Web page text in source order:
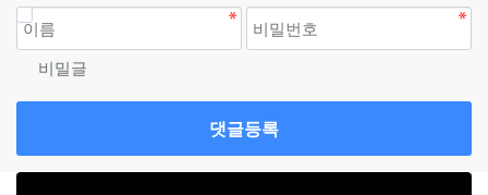
비밀글
댓글등록